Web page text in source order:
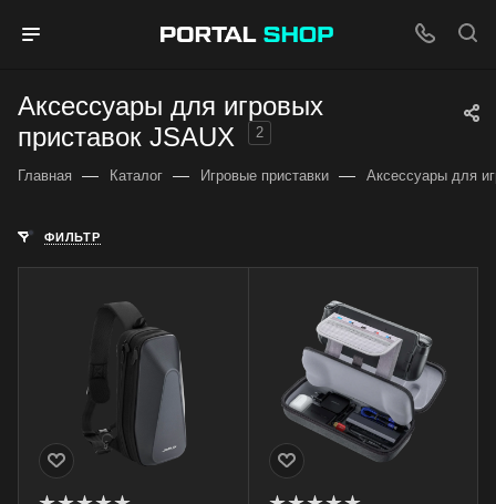
Аксессуары для игровых
приставок JSAUX
2
Главная — Каталог — Игровые приставки — Аксессуары для
ФИЛЬТР